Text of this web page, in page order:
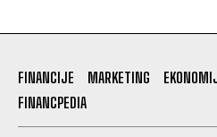
FINANCIJE MARKETING
FINANCPEDIA